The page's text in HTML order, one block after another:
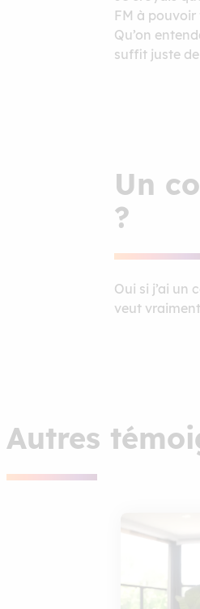
FM à pouvoir
Qu’on
suffit juste
Un
?
Oui si j’ai un
veut
Autres